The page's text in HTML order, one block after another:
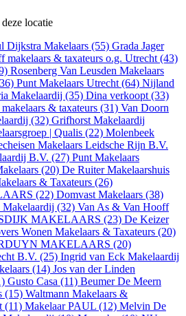
locatie
Dijkstra Makelaars (55) Grada Jager
makelaars & taxateurs o.g. Utrecht (43)
Rosenberg Van Leusden Makelaars
Punt Makelaars Utrecht (64) Nijland
Makelaardij (35) Dina verkoopt (33)
& taxateurs (31) Van Doorn
(32) Grifhorst Makelaardij
| Qualis (22) Molenbeek
Makelaars Leidsche Rijn B.V.
B.V. (27) Punt Makelaars
(20) De Ruiter Makelaarshuis
& Taxateurs (26)
(22) Domvast Makelaars (38)
Makelaardij (32) Van As & Van Hooff
MAKELAARS (23) De Keizer
Wonen Makelaars & Taxateurs (20)
MAKELAARS (20)
B.V. (25) Ingrid van Eck Makelaardij
(14) Jos van der Linden
Gusto Casa (11) Beumer De Meern
(15) Waltmann Makelaars &
(11) Makelaar PAUL (12) Melvin De